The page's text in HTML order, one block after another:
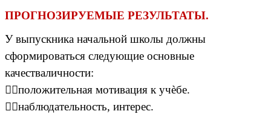
ПРОГНОЗИРУЕМЫЕ РЕЗУЛЬТАТЫ.
У выпускника начальной школы должны
сформироваться следующие основные
качестваличности:
положительная мотивация к учѐбе.
наблюдательность, интерес.